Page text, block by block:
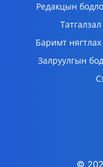
Редакцын
Татгалзал
Баримт нягтлах
Залруулгын
©